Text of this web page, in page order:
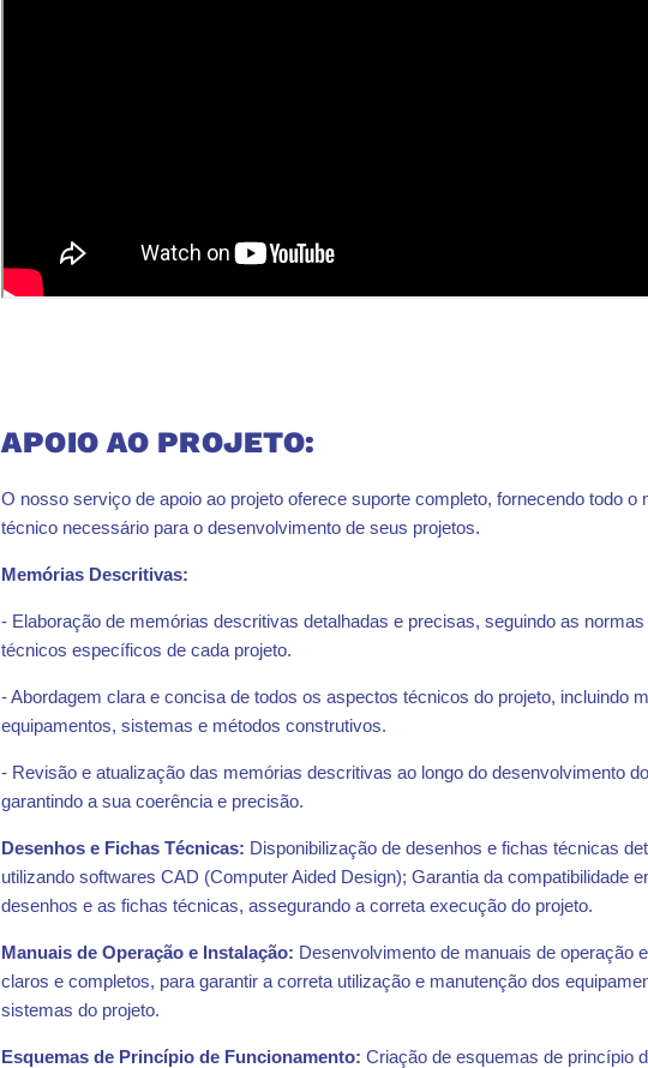
APOIO AO PROJETO:
O nosso serviço de apoio ao projeto oferece suporte completo, fornecendo todo o
técnico necessário para o desenvolvimento de seus projetos.
Memórias Descritivas:
- Elaboração de memórias descritivas detalhadas e precisas, seguindo as
técnicos específicos de cada projeto.
- Abordagem clara e concisa de todos os aspectos técnicos do projeto, incluindo
equipamentos, sistemas e métodos construtivos.
- Revisão e atualização das memórias descritivas ao longo do desenvolvimento
garantindo a sua coerência e precisão.
Desenhos e Fichas Técnicas: Disponibilização de desenhos e fichas técnicas
utilizando softwares CAD (Computer Aided Design); Garantia da compatibilidade
desenhos e as fichas técnicas, assegurando a correta execução do projeto.
Manuais de Operação e Instalação: Desenvolvimento de manuais de operação
claros e completos, para garantir a correta utilização e manutenção dos
sistemas do projeto.
Esquemas de Princípio de Funcionamento: Criação de esquemas de princípio